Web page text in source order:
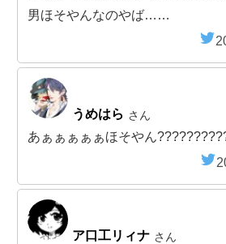
男ほそやんなのやば……
うめはら さん
あぁぁぁぁぁほそやん
ア口工リィナ さん